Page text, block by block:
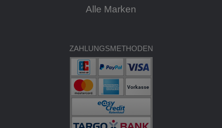
Alle Marken
ZAHLUNGSMETHODEN